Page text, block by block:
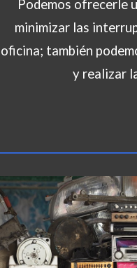
Podemos ofrecerle
minimizar las
oficina; también
y realizar